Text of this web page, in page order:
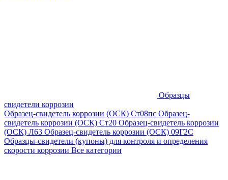
Образцы
свидетели коррозии
Образец-свидетель коррозии (ОСК) Ст08пс Образец-
свидетель коррозии (ОСК) Ст20 Образец-свидетель коррозии
(ОСК) Л63 Образец-свидетель коррозии (ОСК) 09Г2С
Образцы-свидетели (купоны) для контроля и определения
скорости коррозии Все категории